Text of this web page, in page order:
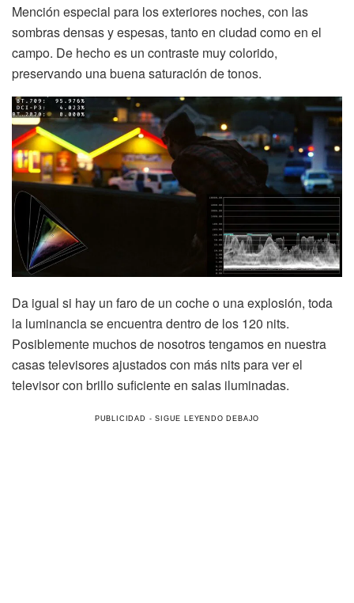
Mención especial para los exteriores noches, con las
sombras densas y espesas, tanto en ciudad como en el
campo. De hecho es un contraste muy colorido,
preservando una buena saturación de tonos.
Da igual si hay un faro de un coche o una explosión, toda
la luminancia se encuentra dentro de los 120 nits.
Posiblemente muchos de nosotros tengamos en nuestra
casas televisores ajustados con más nits para ver el
televisor con brillo suficiente en salas iluminadas.